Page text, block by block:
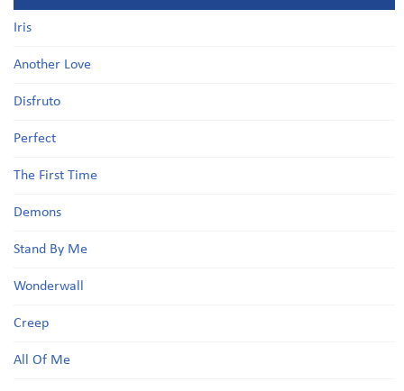
Iris
Another Love
Disfruto
Perfect
The First Time
Demons
Stand By Me
Wonderwall
Creep
All Of Me